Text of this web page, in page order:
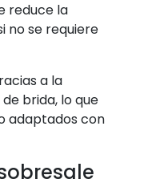
reduce la
no se requiere
a la
brida, lo que
adaptados con